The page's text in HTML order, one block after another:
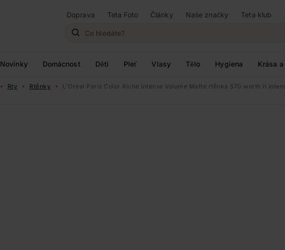
Doprava Teta Foto Články Naše značky Teta klub
Novinky Domácnost Děti Pleť Vlasy Tělo Hygiena Krása
Rty Rtěnky L'Oréal Paris Color Riche Intense Volume Matte rtěnka 570 worth it